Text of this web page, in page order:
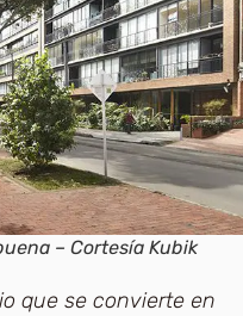
– Cortesía Kubik
que se convierte en